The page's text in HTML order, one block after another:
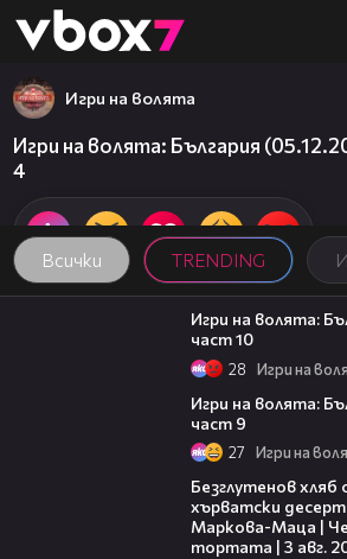
👾
Всички TRENDING
Игри на волята
Игри на волята: България
4
10:11
Игри на волята:
част 10
28 Игри на
Игри на волята:
част 9
27 Игри на
Безглутенов
хърватски
Маркова-Маца |
тортата | 3 авг.